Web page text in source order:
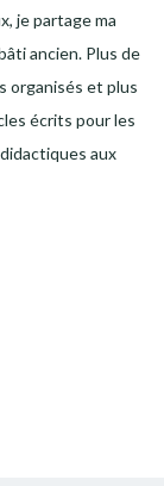
je partage ma
ancien. Plus de
organisés et plus
écrits pour les
aux